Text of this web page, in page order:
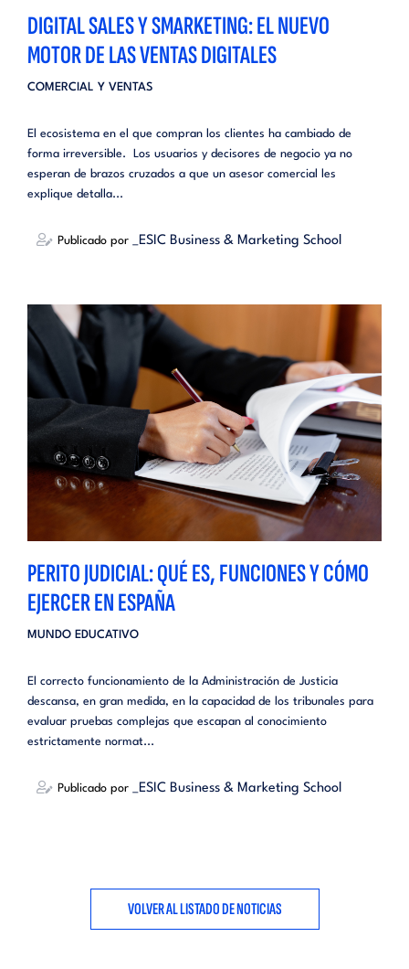
DIGITAL SALES Y SMARKETING: EL NUEVO
MOTOR DE LAS VENTAS DIGITALES
COMERCIAL Y VENTAS
El ecosistema en el que compran los clientes ha cambiado de
forma irreversible. Los usuarios y decisores de negocio ya no
esperan de brazos cruzados a que un asesor comercial les
explique detalla...
Publicado por _ESIC Business & Marketing School
PERITO JUDICIAL: QUÉ ES, FUNCIONES Y CÓMO
EJERCER EN ESPAÑA
MUNDO EDUCATIVO
El correcto funcionamiento de la Administración de Justicia
descansa, en gran medida, en la capacidad de los tribunales para
evaluar pruebas complejas que escapan al conocimiento
estrictamente normat...
Publicado por _ESIC Business & Marketing School
VOLVER AL LISTADO DE NOTICIAS